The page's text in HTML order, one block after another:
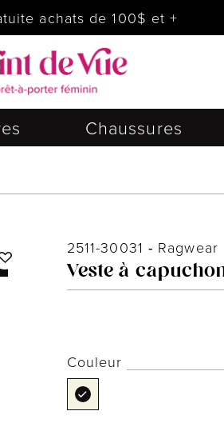
achats de 100$ et +
Chaussures
2511-30031 - Ragwear
Veste à
Couleur